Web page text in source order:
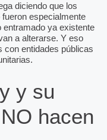
diciendo que los
especialmente
ya existente
a alterarse. Y eso
con entidades públicas
y su
hacen